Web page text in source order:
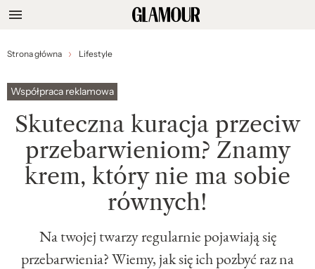
Strona główna Lifestyle
Współpraca reklamowa
Skuteczna kuracja przeciw
przebarwieniom? Znamy
krem, który nie ma sobie
równych!
Na twojej twarzy regularnie pojawiają się
przebarwienia? Wiemy, jak się ich pozbyć raz na